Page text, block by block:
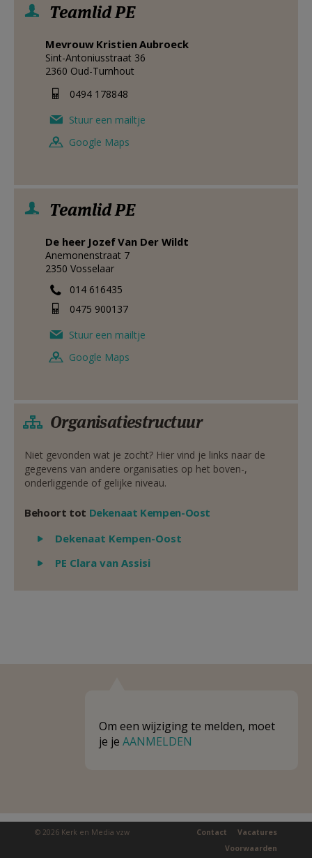
Teamlid PE
Mevrouw KristienAubroeck
Sint-Antoniusstraat 36
2360 Oud-Turnhout
0494 178848
Stuur een mailtje
Google Maps
Teamlid PE
De heer JozefVan Der Wildt
Anemonenstraat 7
2350 Vosselaar
014 616435
0475 900137
Stuur een mailtje
Google Maps
Organisatiestructuur
Niet gevonden wat je zocht? Hier vind je links naar de
gegevens van andere organisaties op het boven-,
onderliggende of gelijke niveau.
Behoort tot Dekenaat Kempen-Oost
Weergeven
Dekenaat Kempen-Oost
Weergeven
PE Clara van Assisi
Om een wijziging te melden, moet
je je AANMELDEN
© 2026 Kerk en Media vzw Vacatures
Contact
Voorwaarden